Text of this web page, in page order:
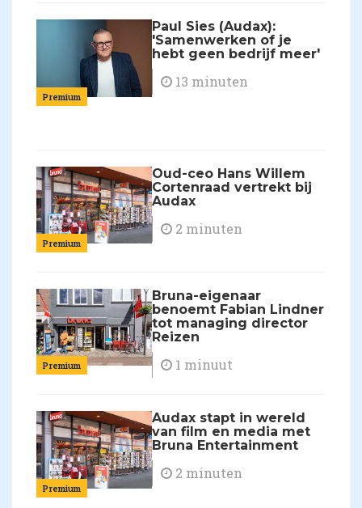
Premium
Paul Sies (Audax):
'Samenwerken of je
hebt geen bedrijf meer'
13 minuten
Premium
Oud-ceo Hans Willem
Cortenraad vertrekt bij
Audax
2 minuten
Premium
Bruna-eigenaar
benoemt Fabian Lindner
tot managing director
Reizen
1 minuut
Premium
Audax stapt in wereld
van film en media met
Bruna Entertainment
2 minuten